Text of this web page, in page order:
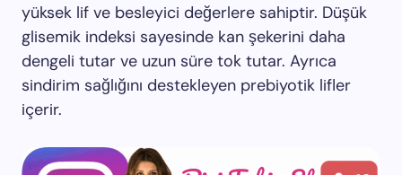
yüksek lif ve besleyici değerlere sahiptir. Düşük
glisemik indeksi sayesinde kan şekerini daha
dengeli tutar ve uzun süre tok tutar. Ayrıca
sindirim sağlığını destekleyen prebiyotik lifler
içerir.